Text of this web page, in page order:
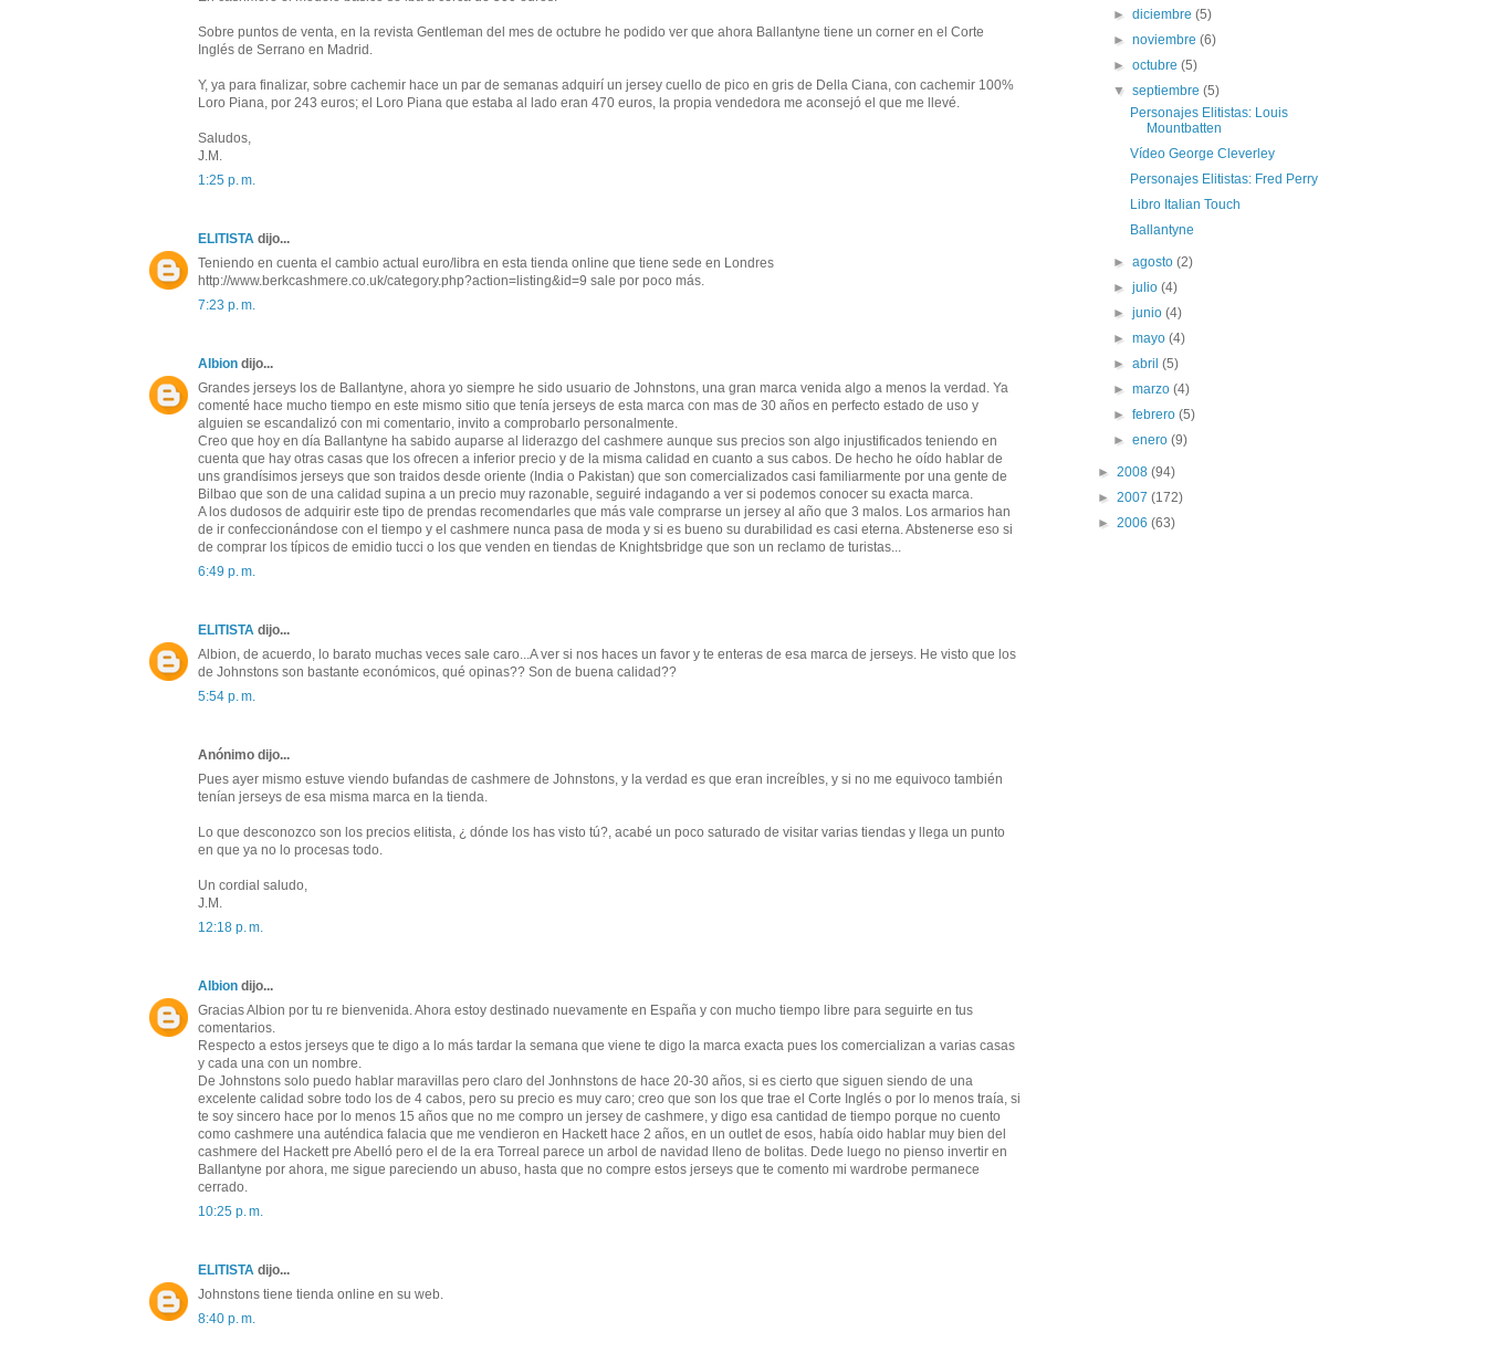
Sobre puntos de venta, en la revista Gentleman del mes de octubre he podido ver que ahora Ballantyne tiene un corner en el Corte
Inglés de Serrano en Madrid.
Y, ya para finalizar, sobre cachemir hace un par de semanas adquirí un jersey cuello de pico en gris de Della Ciana, con cachemir 100%
Loro Piana, por 243 euros; el Loro Piana que estaba al lado eran 470 euros, la propia vendedora me aconsejó el que me llevé.
Saludos,
J.M.
1:25 p. m.
ELITISTA dijo...
Teniendo en cuenta el cambio actual euro/libra en esta tienda online que tiene sede en Londres
http://www.berkcashmere.co.uk/category.php?action=listing&id=9 sale por poco más.
7:23 p. m.
Albion dijo...
Grandes jerseys los de Ballantyne, ahora yo siempre he sido usuario de Johnstons, una gran marca venida algo a menos la verdad. Ya
comenté hace mucho tiempo en este mismo sitio que tenía jerseys de esta marca con mas de 30 años en perfecto estado de uso y
alguien se escandalizó con mi comentario, invito a comprobarlo personalmente.
Creo que hoy en día Ballantyne ha sabido auparse al liderazgo del cashmere aunque sus precios son algo injustificados teniendo en
cuenta que hay otras casas que los ofrecen a inferior precio y de la misma calidad en cuanto a sus cabos. De hecho he oído hablar de
uns grandísimos jerseys que son traidos desde oriente (India o Pakistan) que son comercializados casi familiarmente por una gente de
Bilbao que son de una calidad supina a un precio muy razonable, seguiré indagando a ver si podemos conocer su exacta marca.
A los dudosos de adquirir este tipo de prendas recomendarles que más vale comprarse un jersey al año que 3 malos. Los armarios han
de ir confeccionándose con el tiempo y el cashmere nunca pasa de moda y si es bueno su durabilidad es casi eterna. Abstenerse eso si
de comprar los típicos de emidio tucci o los que venden en tiendas de Knightsbridge que son un reclamo de turistas...
6:49 p. m.
ELITISTA dijo...
Albion, de acuerdo, lo barato muchas veces sale caro...A ver si nos haces un favor y te enteras de esa marca de jerseys. He visto que los
de Johnstons son bastante económicos, qué opinas?? Son de buena calidad??
5:54 p. m.
Anónimo dijo...
Pues ayer mismo estuve viendo bufandas de cashmere de Johnstons, y la verdad es que eran increíbles, y si no me equivoco también
tenían jerseys de esa misma marca en la tienda.
Lo que desconozco son los precios elitista, ¿ dónde los has visto tú?, acabé un poco saturado de visitar varias tiendas y llega un punto
en que ya no lo procesas todo.
Un cordial saludo,
J.M.
12:18 p. m.
Albion dijo...
Gracias Albion por tu re bienvenida. Ahora estoy destinado nuevamente en España y con mucho tiempo libre para seguirte en tus
comentarios.
Respecto a estos jerseys que te digo a lo más tardar la semana que viene te digo la marca exacta pues los comercializan a varias casas
y cada una con un nombre.
De Johnstons solo puedo hablar maravillas pero claro del Jonhnstons de hace 20-30 años, si es cierto que siguen siendo de una
excelente calidad sobre todo los de 4 cabos, pero su precio es muy caro; creo que son los que trae el Corte Inglés o por lo menos traía, si
te soy sincero hace por lo menos 15 años que no me compro un jersey de cashmere, y digo esa cantidad de tiempo porque no cuento
como cashmere una auténdica falacia que me vendieron en Hackett hace 2 años, en un outlet de esos, había oido hablar muy bien del
cashmere del Hackett pre Abelló pero el de la era Torreal parece un arbol de navidad lleno de bolitas. Dede luego no pienso invertir en
Ballantyne por ahora, me sigue pareciendo un abuso, hasta que no compre estos jerseys que te comento mi wardrobe permanece
cerrado.
10:25 p. m.
ELITISTA dijo...
Johnstons tiene tienda online en su web.
8:40 p. m.
►diciembre(5)
►noviembre(6)
►octubre(5)
▼septiembre(5)
Personajes Elitistas: Louis
Mountbatten
Vídeo George Cleverley
Personajes Elitistas: Fred Perry
Libro Italian Touch
Ballantyne
►agosto(2)
►julio(4)
►junio(4)
►mayo(4)
►abril(5)
►marzo(4)
►febrero(5)
►enero(9)
► 2008 (94)
► 2007 (172)
► 2006 (63)